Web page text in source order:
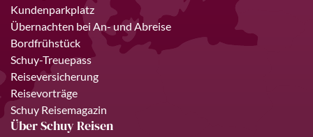
Kundenparkplatz
Übernachten bei An- und Abreise
Bordfrühstück
Schuy-Treuepass
Reiseversicherung
Reisevorträge
Schuy Reisemagazin
Über Schuy Reisen